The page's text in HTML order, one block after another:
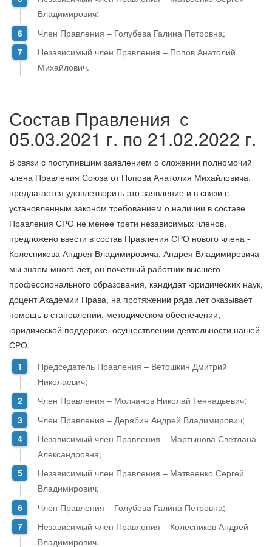
Владимирович;
Член Правления – Голубева Галина Петровна;
Независимый член Правления – Попов Анатолий
Михайлович.
Состав Правления с
05.03.2021 г. по 21.02.2022 г.
В связи с поступившим заявлением о сложении полномочий
члена Правления Союза от Попова Анатолия Михайловича,
предлагается удовлетворить это заявление и в связи с
установленным законом требованием о наличии в составе
Правления СРО не менее трети независимых членов,
предложено ввести в состав Правления СРО нового члена -
Колесникова Андрея Владимировича. Андрея Владимировича
мы знаем много лет, он почетный работник высшего
профессионального образования, кандидат юридических наук,
доцент Академии Права, на протяжении ряда лет оказывает
помощь в становлении, методическом обеспечении,
юридической поддержке, осуществлении деятельности нашей
СРО.
Председатель Правления – Ветошкин Дмитрий
Николаевич;
Член Правления – Молчанов Николай Геннадьевич;
Член Правления – Дерябин Андрей Владимирович;
Независимый член Правления – Мартынова Светлана
Александровна;
Независимый член Правления – Матвеенко Сергей
Владимирович;
Член Правления – Голубева Галина Петровна;
Независимый член Правления – Колесников Андрей
Владимирович.